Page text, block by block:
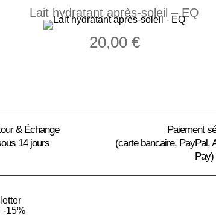
Lait hydratant après-soleil – EQ
20,00 €
& Échange
14 jours
Paiement
(carte bancaire, PayPal,
Pay)
-15%